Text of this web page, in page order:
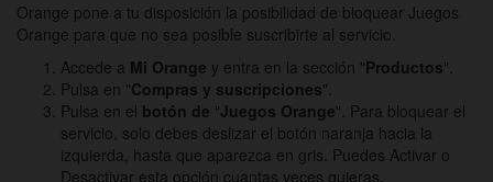
Orange pone a tu disposición la posibilidad de bloquear Juegos
Orange para que no sea posible suscribirte al servicio.
Accede a Mi Orange y entra en la sección "Productos".
Pulsa en "Compras y suscripciones".
Pulsa en el botón de "Juegos Orange". Para bloquear el
servicio, solo debes deslizar el botón naranja hacia la
izquierda, hasta que aparezca en gris. Puedes Activar o
Desactivar esta opción cuantas veces quieras.